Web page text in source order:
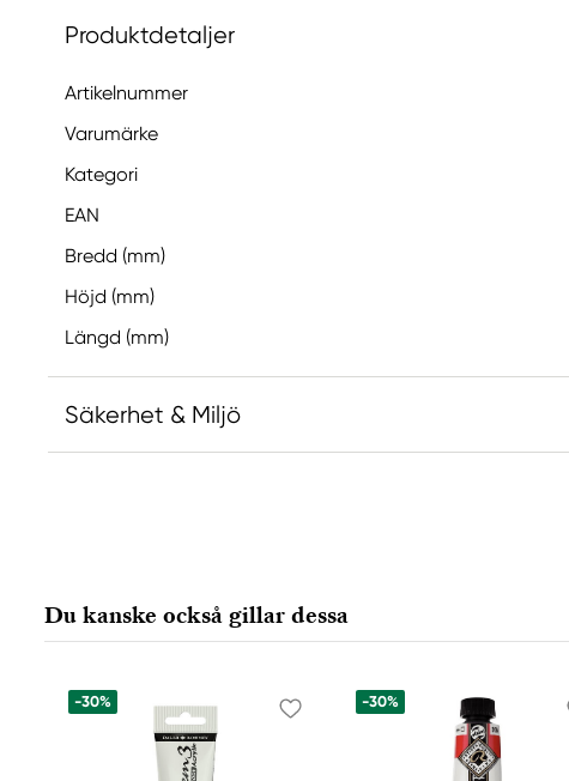
Produktdetaljer
Artikelnummer
Varumärke
Kategori
EAN
Bredd (mm)
Höjd (mm)
Längd (mm)
Säkerhet & Miljö
37586 Dassel, Germany
info@jhcon.de
Du kanske också gillar dessa
-30% -30%